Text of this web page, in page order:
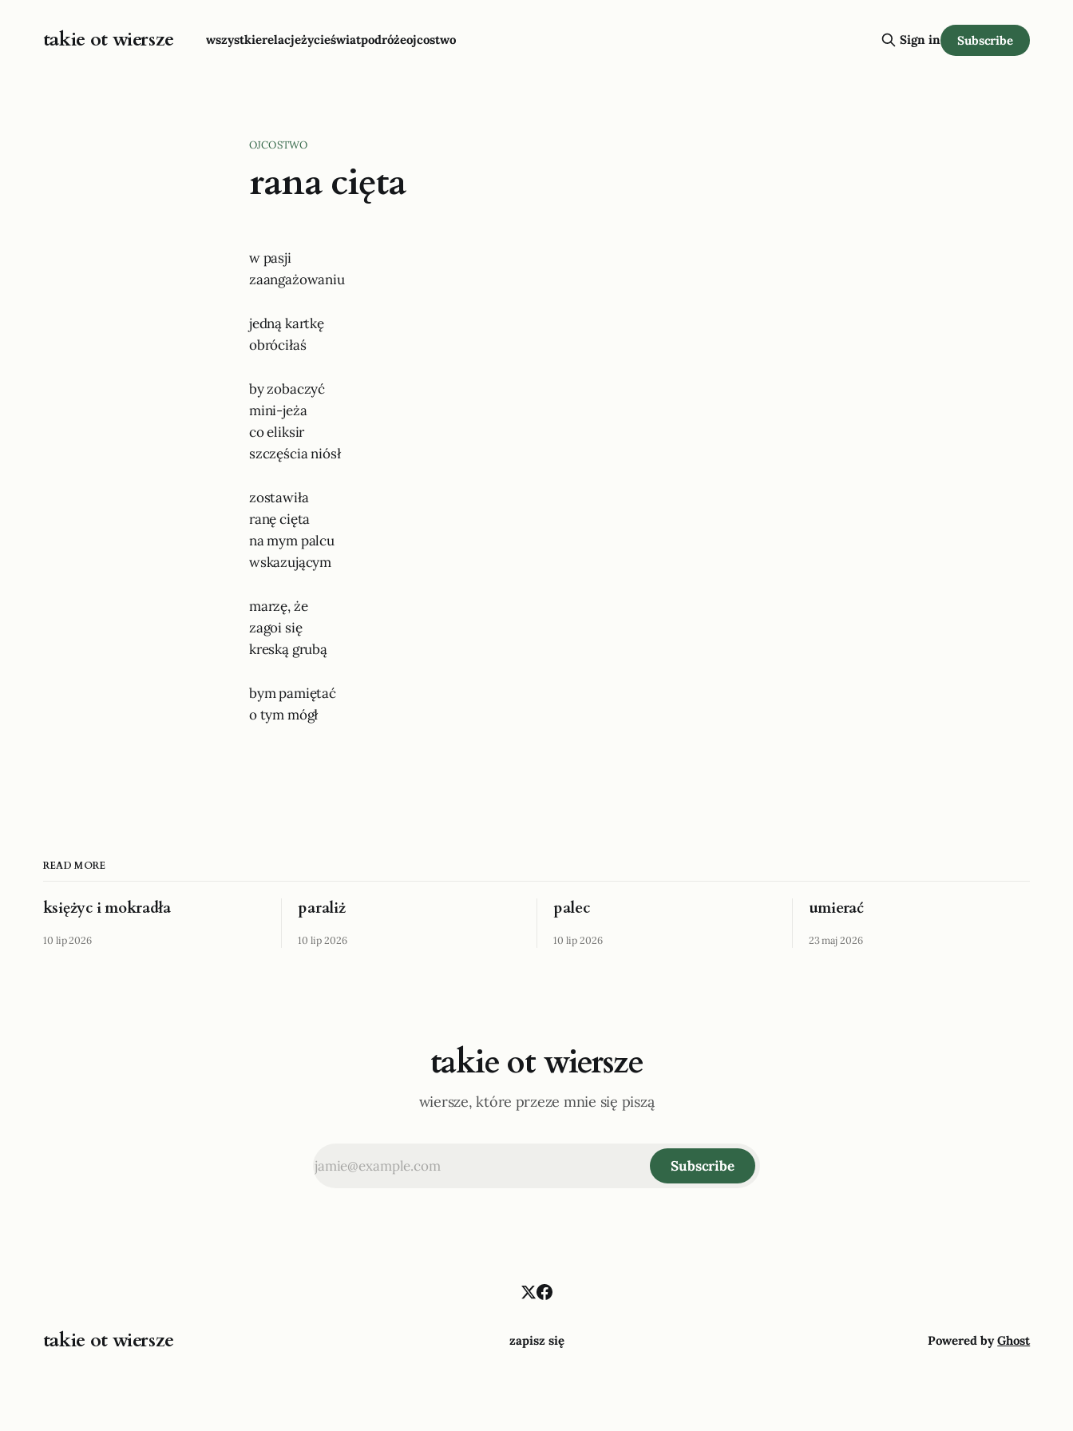
takie ot wiersze wszystkierelacjeżycieświatpodróżeojcostwo Sign in Subscribe
OJCOSTWO
rana cięta
w pasji
zaangażowaniu
jedną kartkę
obróciłaś
by zobaczyć
mini-jeża
co eliksir
szczęścia niósł
zostawiła
ranę cięta
na mym palcu
wskazującym
marzę, że
zagoi się
kreską grubą
bym pamiętać
o tym mógł
READ MORE
księżyc i mokradła
10 lip 2026
paraliż
10 lip 2026
palec
10 lip 2026
umierać
23 maj 2026
takie ot wiersze
wiersze, które przeze mnie się piszą
Subscribe
takie ot wiersze zapisz się Powered byGhost